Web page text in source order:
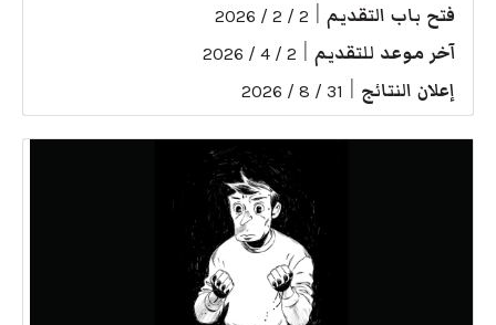
فتح باب التقديم 2 / 2 / 2026
آخر موعد للتقديم 2 / 4 / 2026
إعلان النتائج 31 / 8 / 2026